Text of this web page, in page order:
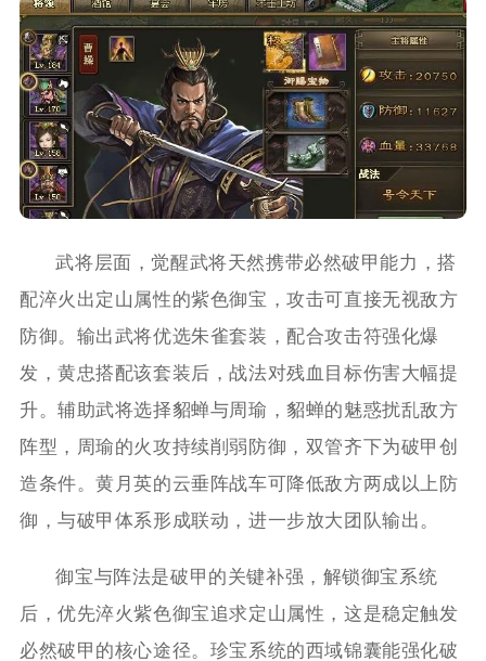
武将层面，觉醒武将天然携带必然破甲能力，搭
配淬火出定山属性的紫色御宝，攻击可直接无视敌方
防御。输出武将优选朱雀套装，配合攻击符强化爆
发，黄忠搭配该套装后，战法对残血目标伤害大幅提
升。辅助武将选择貂蝉与周瑜，貂蝉的魅惑扰乱敌方
阵型，周瑜的火攻持续削弱防御，双管齐下为破甲创
造条件。黄月英的云垂阵战车可降低敌方两成以上防
御，与破甲体系形成联动，进一步放大团队输出。
御宝与阵法是破甲的关键补强，解锁御宝系统
后，优先淬火紫色御宝追求定山属性，这是稳定触发
必然破甲的核心途径。珍宝系统的西域锦囊能强化破